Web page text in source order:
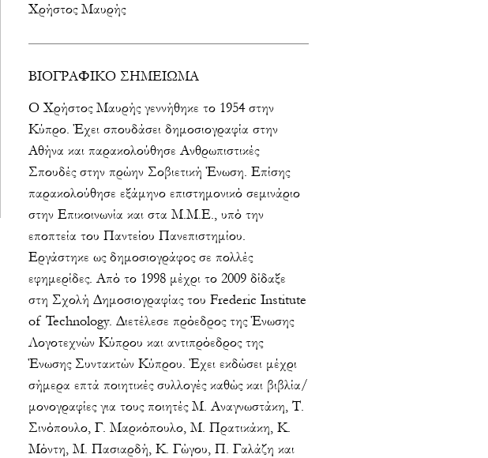
Χρήστος Μαυρής
ΒΙΟΓΡΑΦΙΚΟ ΣΗΜΕΙΩΜΑ
Ο Χρήστος Μαυρής γεννήθηκε το 1954 στην
Κύπρο. Έχει σπουδάσει δημοσιογραφία στην
Αθήνα και παρακολούθησε Ανθρωπιστικές
Σπουδές στην πρώην Σοβιετική Ένωση. Επίσης
παρακολούθησε εξάμηνο επιστημονικό σεμινάριο
στην Επικοινωνία και στα Μ.Μ.Ε., υπό την
εποπτεία του Παντείου Πανεπιστημίου.
Εργάστηκε ως δημοσιογράφος σε πολλές
εφημερίδες. Από το 1998 μέχρι το 2009 δίδαξε
στη Σχολή Δημοσιογραφίας του Frederic Institute
of Technology. Διετέλεσε πρόεδρος της Ένωσης
Λογοτεχνών Κύπρου και αντιπρόεδρος της
Ένωσης Συντακτών Κύπρου. Έχει εκδώσει μέχρι
σήμερα επτά ποιητικές συλλογές καθώς και βιβλία/
μονογραφίες για τους ποιητές Μ. Αναγνωστάκη, Τ.
Σινόπουλο, Γ. Μαρκόπουλο, Μ. Πρατικάκη, Κ.
Μόντη, Μ. Πασιαρδή, Κ. Γώγου, Π. Γαλάζη και